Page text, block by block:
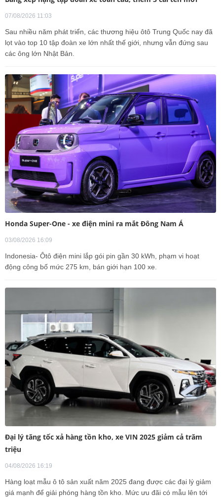
07/08/2026 11:03
Sau nhiều năm phát triển, các thương hiệu ôtô Trung Quốc nay đã
lọt vào top 10 tập đoàn xe lớn nhất thế giới, nhưng vẫn đứng sau
các ông lớn Nhật Bản.
Honda Super-One - xe điện mini ra mắt Đông Nam Á
03/08/2026 16:09
Indonesia- Ôtô điện mini lắp gói pin gần 30 kWh, phạm vi hoạt
động công bố mức 275 km, bán giới hạn 100 xe.
Đại lý tăng tốc xả hàng tồn kho, xe VIN 2025 giảm cả trăm
triệu
04/08/2026 16:19
Hàng loạt mẫu ô tô sản xuất năm 2025 đang được các đại lý giảm
giá mạnh để giải phóng hàng tồn kho. Mức ưu đãi có mẫu lên tới